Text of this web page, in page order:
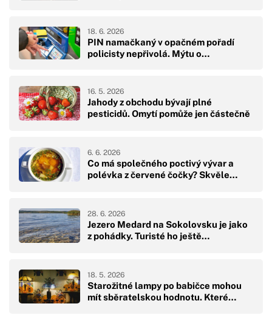
PIN namačkaný v opačném pořadí
policisty nepřivolá. Mýtu o…
18. 6. 2026
Jahody z obchodu bývají plné
pesticidů. Omytí pomůže jen částečně
16. 5. 2026
Co má společného poctivý vývar a
polévka z červené čočky? Skvěle…
6. 6. 2026
Jezero Medard na Sokolovsku je jako
z pohádky. Turisté ho ještě…
28. 6. 2026
Starožitné lampy po babičce mohou
mít sběratelskou hodnotu. Které…
18. 5. 2026